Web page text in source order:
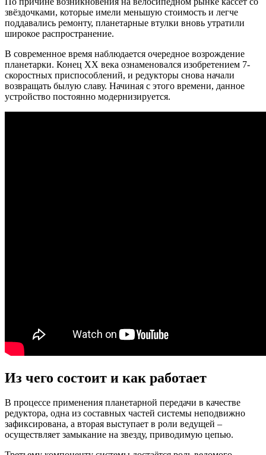
звёздочками, которые имели меньшую стоимость и легче
поддавались ремонту, планетарные втулки вновь утратили
широкое распространение.
В современное время наблюдается очередное возрождение
планетарки. Конец XX века ознаменовался изобретением 7-
скоростных приспособлений, и редукторы снова начали
возвращать былую славу. Начиная с этого времени, данное
устройство постоянно модернизируется.
Из чего состоит и как работает
В процессе применения планетарной передачи в качестве
редуктора, одна из составных частей системы неподвижно
зафиксирована, а вторая выступает в роли ведущей –
осуществляет замыкание на звезду, приводимую цепью.